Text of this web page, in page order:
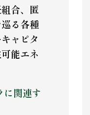
合、匿
る各種
ャピタ
能エネ
に関連す